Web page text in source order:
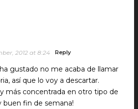
2012 at 8:24 Reply
gustado no me acaba de llamar
así que lo voy a descartar.
más concentrada en otro tipo de
buen fin de semana!